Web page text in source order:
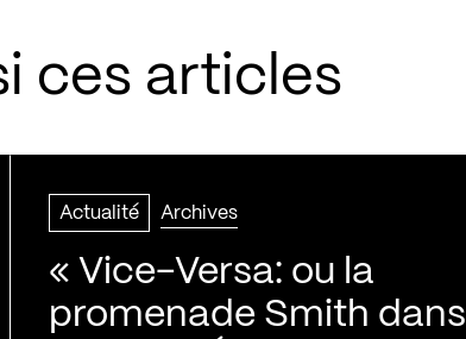
ces articles
Actualité Archives
« Vice-Versa: ou la
promenade Smith dans